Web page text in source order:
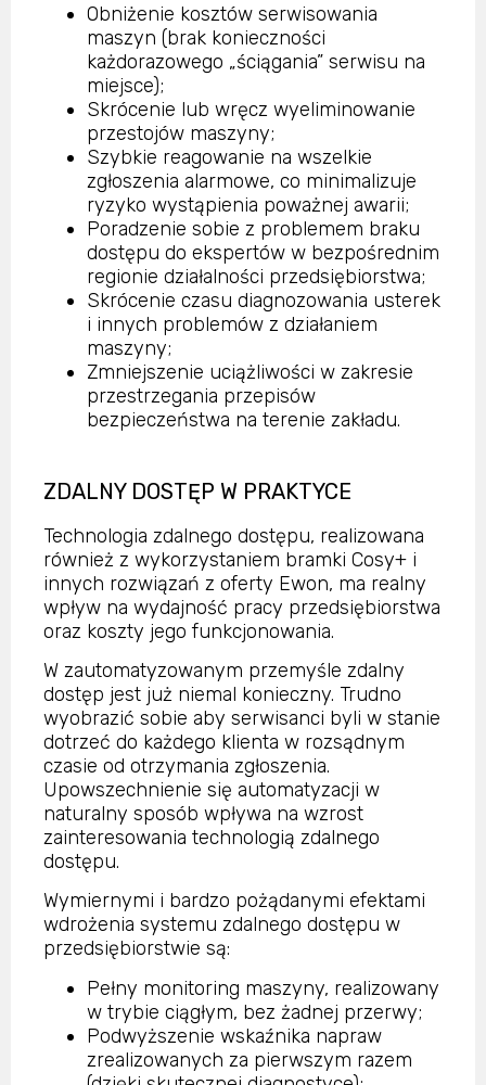
Obniżenie kosztów serwisowania
maszyn (brak konieczności
każdorazowego „ściągania” serwisu na
miejsce);
Skrócenie lub wręcz wyeliminowanie
przestojów maszyny;
Szybkie reagowanie na wszelkie
zgłoszenia alarmowe, co minimalizuje
ryzyko wystąpienia poważnej awarii;
Poradzenie sobie z problemem braku
dostępu do ekspertów w bezpośrednim
regionie działalności przedsiębiorstwa;
Skrócenie czasu diagnozowania usterek
i innych problemów z działaniem
maszyny;
Zmniejszenie uciążliwości w zakresie
przestrzegania przepisów
bezpieczeństwa na terenie zakładu.
ZDALNY DOSTĘP W PRAKTYCE
Technologia zdalnego dostępu, realizowana
również z wykorzystaniem bramki Cosy+ i
innych rozwiązań z oferty Ewon, ma realny
wpływ na wydajność pracy przedsiębiorstwa
oraz koszty jego funkcjonowania.
W zautomatyzowanym przemyśle zdalny
dostęp jest już niemal konieczny. Trudno
wyobrazić sobie aby serwisanci byli w stanie
dotrzeć do każdego klienta w rozsądnym
czasie od otrzymania zgłoszenia.
Upowszechnienie się automatyzacji w
naturalny sposób wpływa na wzrost
zainteresowania technologią zdalnego
dostępu.
Wymiernymi i bardzo pożądanymi efektami
wdrożenia systemu zdalnego dostępu w
przedsiębiorstwie są:
Pełny monitoring maszyny, realizowany
w trybie ciągłym, bez żadnej przerwy;
Podwyższenie wskaźnika napraw
zrealizowanych za pierwszym razem